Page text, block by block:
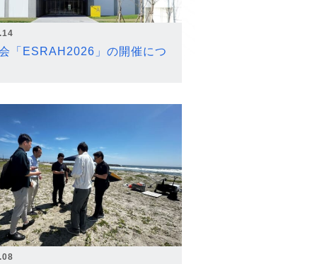
「ESRAH2026」の開催につ